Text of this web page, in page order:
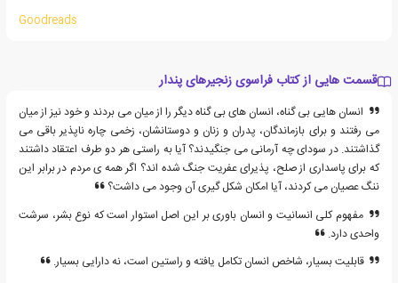
Goodreads
قسمت هایی از کتاب فراسوی زنجیرهای پندار
انسان هایی بی گناه، انسان های بی گناه دیگر را از میان می بردند و خود نیز از میان
می رفتند و برای بازماندگان، پدران و زنان و دوستانشان، زخمی چاره ناپذیر باقی می
گذاشتند. در سودای چه آرمانی می جنگیدند؟ آیا به راستی هر دو طرف اعتقاد داشتند
که برای پاسداری از صلح، پذیرای عفریت جنگ شده اند؟ اگر همه ی مردم در برابر این
ننگ عصیان می کردند، آیا امکان شکل گیری آن وجود می داشت؟
مفهوم کلی انسانیت و انسان باوری بر این اصل استوار است که نوع بشر، سرشت
واحدی دارد.
قابلیت بسیار، شاخص انسان تکامل یافته و راستین است، نه دارایی بسیار.